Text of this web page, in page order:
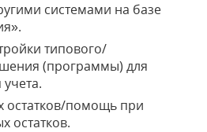
системами на базе
типового/
(программы) для
остатков/помощь при
остатков.